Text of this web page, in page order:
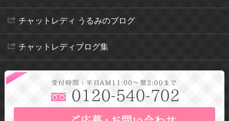
チャットレディ うるみのブログ
チャットレディブログ集